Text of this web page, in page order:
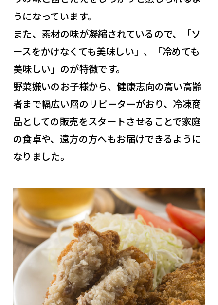
うになっています。
また、素材の味が凝縮されているので、「ソ
ースをかけなくても美味しい」、「冷めても
美味しい」のが特徴です。
野菜嫌いのお子様から、健康志向の高い高齢
者まで幅広い層のリピーターがおり、冷凍商
品としての販売をスタートさせることで家庭
の食卓や、遠方の方へもお届けできるように
なりました。